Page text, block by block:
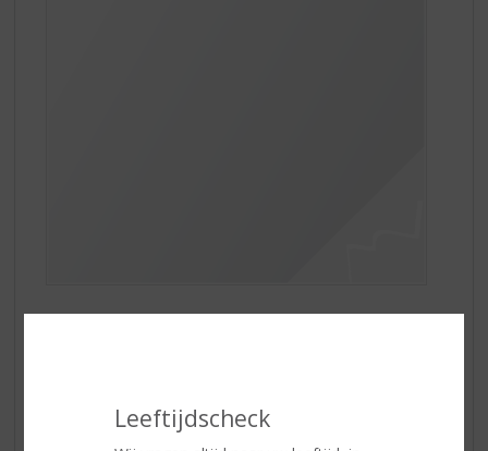
Leeftijdscheck
en blijft floreren, zelfs na het overlijden van
Joseph in 1916. Iedere zonsondergang ziet Louise